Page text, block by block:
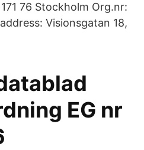
76 Stockholm Org.nr:
Visionsgatan 18,
EG nr